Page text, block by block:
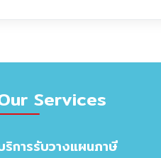
Services
ริการรับวางแผนภาษี